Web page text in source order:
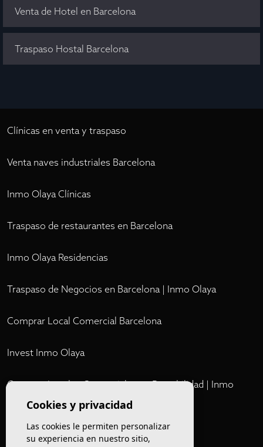
Venta de Hotel en Barcelona
Traspaso Hostal Barcelona
Clínicas en venta y traspaso
Venta naves industriales Barcelona
Inmo Olaya Clínicas
Traspaso de restaurantes en Barcelona
Inmo Olaya Residencias
Traspaso de Negocios en Barcelona | Inmo Olaya
Comprar Local Comercial Barcelona
Invest Inmo Olaya
Comprar Locales Comerciales en Rentabilidad | Inmo
OlayaCookies y privacidad
Las cookies le permiten personalizar
su experiencia en nuestro sitio,